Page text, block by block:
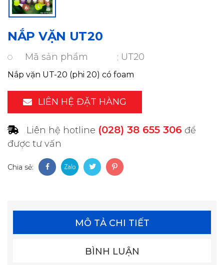
NẮP VẶN UT20
Mã sản phẩm UT20
Nắp vặn UT-20 (phi 20) có foam
LIÊN HỆ ĐẶT HÀNG
Liên hệ hotline (028) 38 655 306 để
được tư vấn
Chia sẻ:
MÔ TẢ CHI TIẾT
BÌNH LUẬN